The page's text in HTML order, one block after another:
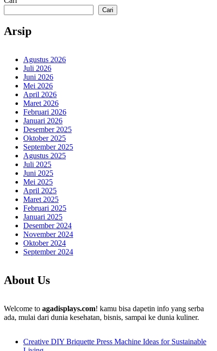
Cari
Arsip
Agustus 2026
Juli 2026
Juni 2026
Mei 2026
April 2026
Maret 2026
Februari 2026
Januari 2026
Desember 2025
Oktober 2025
September 2025
Agustus 2025
Juli 2025
Juni 2025
Mei 2025
April 2025
Maret 2025
Februari 2025
Januari 2025
Desember 2024
November 2024
Oktober 2024
September 2024
About Us
Welcome to agadisplays.com! kamu bisa dapetin info yang serba
ada, mulai dari dunia kesehatan, bisnis, sampai ke dunia kuliner.
Creative DIY Briquette Press Machine Ideas for Sustainable